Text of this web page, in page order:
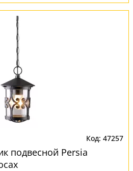
47257
подвесной Persia